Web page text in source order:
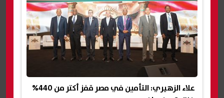
علاء الزهيري: التأمين في مصر قفز أكتر من 440%